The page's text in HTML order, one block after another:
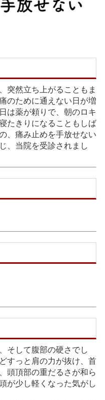
突然立ち上がることもま
のために通えない日が増
は薬が頼りで、朝のロキ
たきりになることもしば
、痛み止めを手放せない
、当院を受診されまし
そして腹部の硬さでし
すっと肩の力が抜け、首
頭頂部の重だるさが和ら
が少し軽くなった気がし